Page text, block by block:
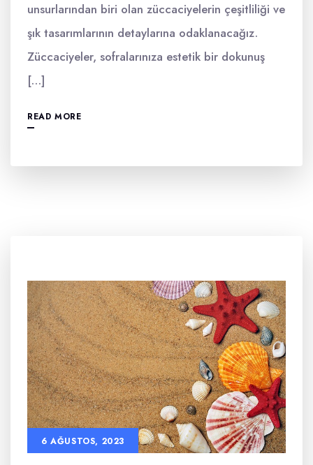
unsurlarından biri olan züccaciyelerin çeşitliliği ve
şık tasarımlarının detaylarına odaklanacağız.
Züccaciyeler, sofralarınıza estetik bir dokunuş
[…]
READ MORE
6 AĞUSTOS, 2023